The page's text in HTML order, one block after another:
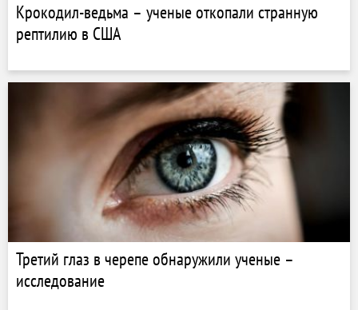
Крокодил-ведьма – ученые откопали странную
рептилию в США
Третий глаз в черепе обнаружили ученые –
исследование